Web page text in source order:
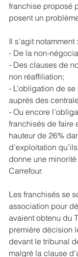
franchise proposé
posent un
Il s’agit notamment :
- De la non-
- Des clauses de
non réaffiliation;
- L’obligation de
auprès des
- Ou encore
franchisés de faire
hauteur de 26%
d’exploitation
donne une
Carrefour.
Les franchisés se
association pour
avaient obtenu du
première décision
devant le tribunal
malgré la clause